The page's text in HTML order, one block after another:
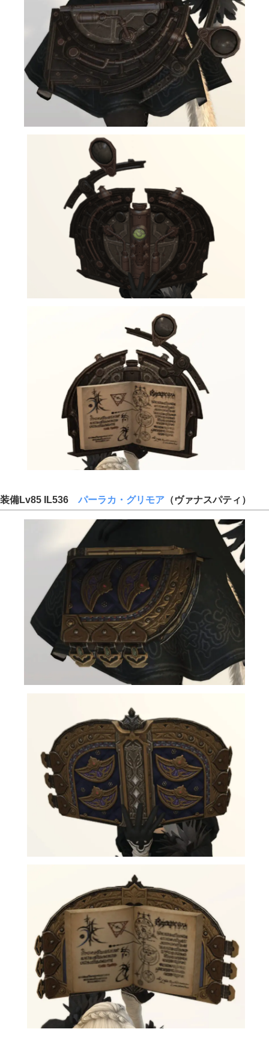
装備Lv85 IL536 パーラカ・グリモア （ヴァナスパティ）